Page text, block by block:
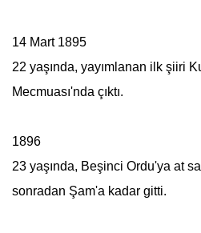
14 Mart 1895
22 yaşında, yayımlanan ilk şiiri
Mecmuası'nda çıktı.
1896
23 yaşında, Beşinci Ordu'ya at
sonradan Şam'a kadar gitti.